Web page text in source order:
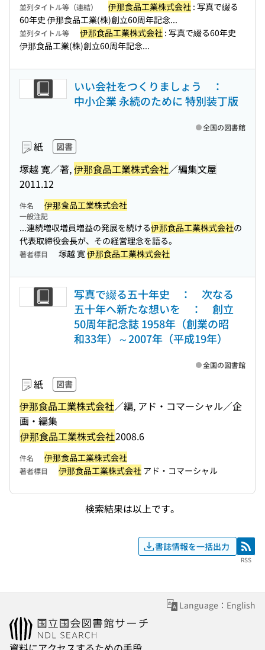
並列タイトル等（連結） 伊那食品工業株式会社 : 写真で綴る
60年史 伊那食品工業(株)創立60周年記念...
並列タイトル等 伊那食品工業株式会社 : 写真で綴る60年史
伊那食品工業(株)創立60周年記念...
いい会社をつくりましょう ：
中小企業 永続のために 特別装丁版
紙 図書
塚越 寛／著,伊那食品工業株式会社／編集文屋
2011.12
全国の図書館
件名 伊那食品工業株式会社
一般注記
...連続増収増員増益の発展を続ける伊那食品工業株式会社の
代表取締役会長が、その経営理念を語る。
著者標目 塚越 寛伊那食品工業株式会社
写真で綴る五十年史 ： 次なる
五十年へ新たな想いを ： 創立
50周年記念誌 1958年（創業の昭
和33年）～2007年（平成19年）
紙 図書
伊那食品工業株式会社／編, アド・コマーシャル／企
画・編集
伊那食品工業株式会社2008.6
全国の図書館
件名 伊那食品工業株式会社
著者標目 伊那食品工業株式会社 アド・コマーシャル
検索結果は以上です。
書誌情報を一括出力 RSS
RSS
Language：English